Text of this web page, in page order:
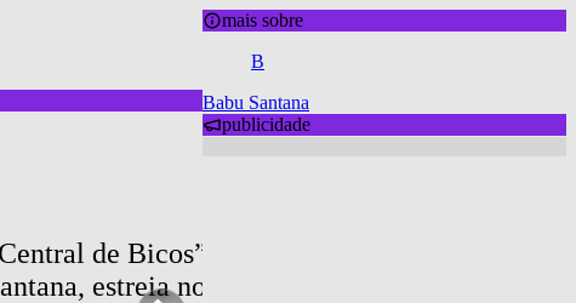
de Bicos”, com Marisa Orth, Maurício
estreia no Multishow; saiba mais!
mais sobre
B
Babu Santana
publicidade